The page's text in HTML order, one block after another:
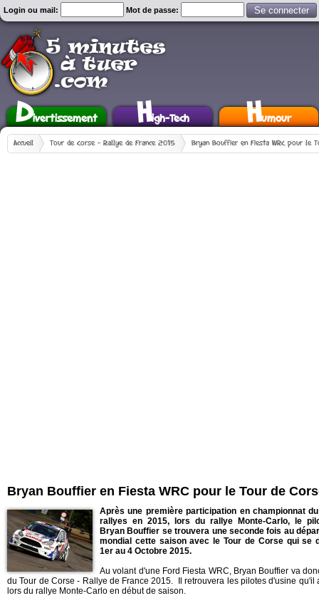
Login ou mail: Mot de passe:
Divertissement High-Tech Humour
Accueil Tour de Corse - Rallye de France 2015 Bryan Bouffier en Fiesta WRC pour le
Bryan Bouffier en Fiesta WRC pour le Tour de
Après une première participation en championnat
rallyes en 2015, lors du rallye Monte-Carlo, le
Bryan Bouffier se trouvera une seconde fois au
mondial cette saison avec le Tour de Corse qui se
1er au 4 Octobre 2015.
Au volant d'une Ford Fiesta WRC, Bryan Bouffier va
du Tour de Corse - Rallye de France 2015. Il retrouvera les pilotes d'usine
lors du rallye Monte-Carlo en début de saison.